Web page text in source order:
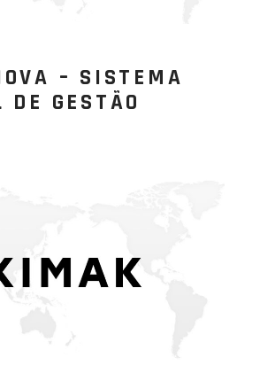
– SISTEMA
DE GESTÃO